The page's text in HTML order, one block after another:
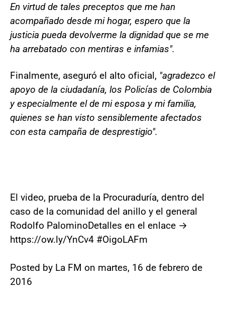
En virtud de tales preceptos que me han
acompañado desde mi hogar, espero que la
justicia pueda devolverme la dignidad que se me
ha arrebatado con mentiras e infamias".
Finalmente, aseguró el alto oficial, "agradezco el
apoyo de la ciudadanía, los Policías de Colombia
y especialmente el de mi esposa y mi familia,
quienes se han visto sensiblemente afectados
con esta campaña de desprestigio".
El video, prueba de la Procuraduría, dentro del
caso de la comunidad del anillo y el general
Rodolfo PalominoDetalles en el enlace →
https://ow.ly/YnCv4 #OigoLAFm
Posted by La FM on martes, 16 de febrero de
2016